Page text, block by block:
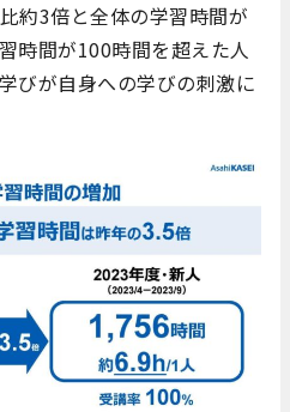
約3倍と全体の学習時間が
時間が100時間を超えた人
びが自身への学びの刺激に